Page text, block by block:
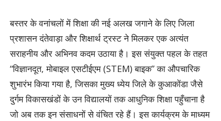
बस्तर के वनांचलों में शिक्षा की नई अलख जगाने के लिए जिला
प्रशासन दंतेवाड़ा और शिक्षार्थ ट्रस्ट ने मिलकर एक अत्यंत
सराहनीय और अभिनव कदम उठाया है। इस संयुक्त पहल के तहत
“विज्ञानदूत, मोबाइल एसटीईएम (STEM) बाइक” का औपचारिक
शुभारंभ किया गया है, जिसका मुख्य ध्येय जिले के कुआकोंडा जैसे
दुर्गम विकासखंडों के उन विद्यालयों तक आधुनिक शिक्षा पहुँचाना है
जो अब तक इन संसाधनों से वंचित रहे हैं। इस कार्यक्रम के माध्यम